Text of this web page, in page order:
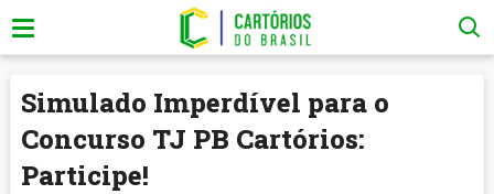
Simulado Imperdível para o
Concurso TJ PB Cartórios:
Participe!